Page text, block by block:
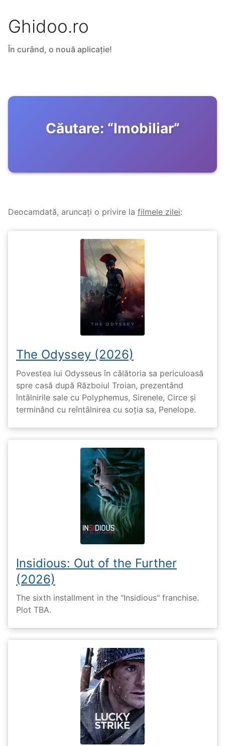
Ghidoo.ro
În curând, o nouă aplicație!
Căutare: “Imobiliar”
Deocamdată, aruncați o privire la filmele zilei:
The Odyssey (2026)
Povestea lui Odysseus în călătoria sa periculoasă
spre casă după Războiul Troian, prezentând
întâlnirile sale cu Polyphemus, Sirenele, Circe și
terminând cu reîntâlnirea cu soția sa, Penelope.
Insidious: Out of the Further
(2026)
The sixth installment in the "Insidious" franchise.
Plot TBA.